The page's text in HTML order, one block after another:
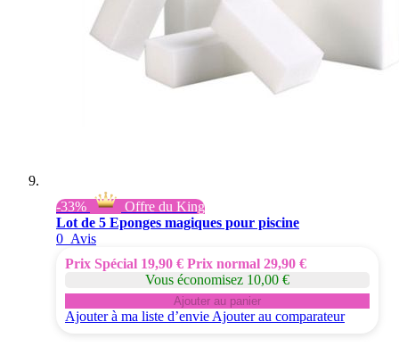
-33%
Offre du King
Lot de 5 Eponges magiques pour piscine
0 Avis
Prix Spécial 19,90 € Prix normal 29,90 €
Vous économisez 10,00 €
Ajouter au panier
Ajouter à ma liste d’envie Ajouter au comparateur